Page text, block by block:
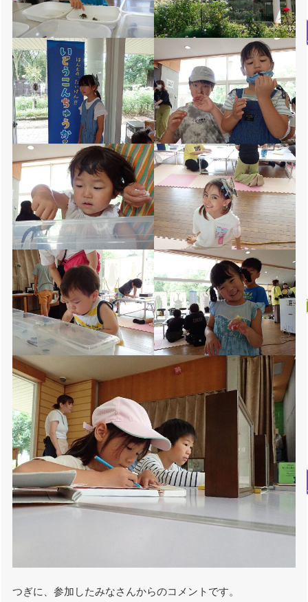
つぎに、参加したみなさんからのコメントです。